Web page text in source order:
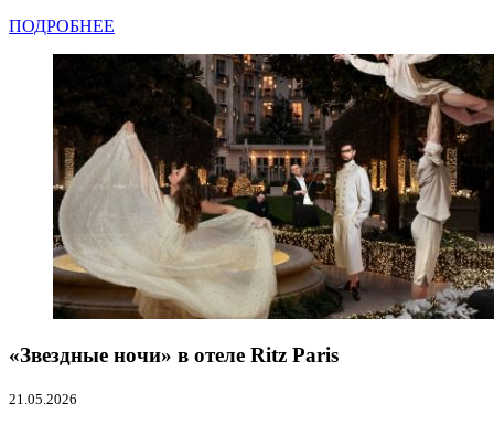
ПОДРОБНЕЕ
«Звездные ночи» в отеле Ritz Paris
21.05.2026